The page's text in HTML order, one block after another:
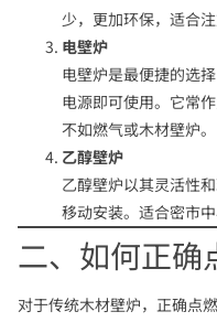
少，更加环保，适合
电壁炉
电壁炉是最便捷的选
电源即可使用。它常
不如燃气或木材壁炉。
乙醇壁炉
乙醇壁炉以其灵活性
移动安装。适合密市
二、如何正确
对于传统木材壁炉，正确点